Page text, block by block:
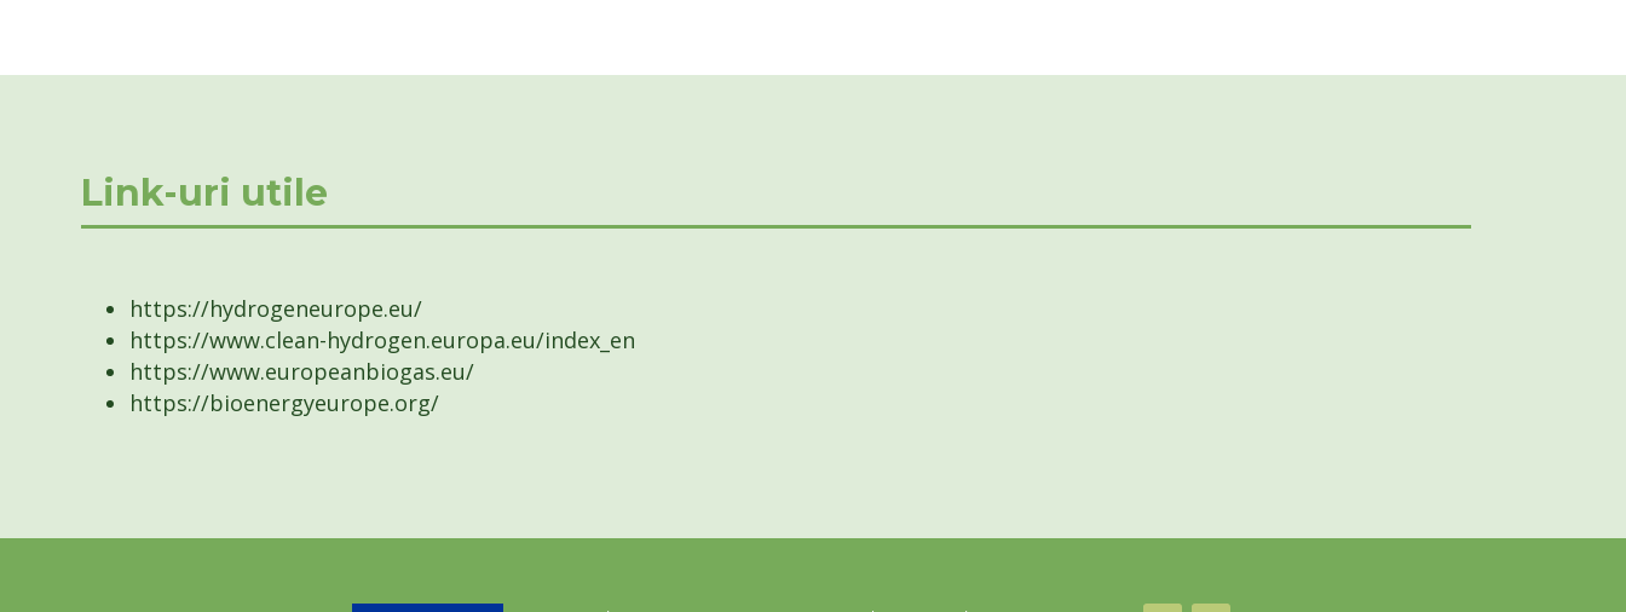
Link-uri utile
https://hydrogeneurope.eu/
https://www.clean-hydrogen.europa.eu/index_en
https://www.europeanbiogas.eu/
https://bioenergyeurope.org/